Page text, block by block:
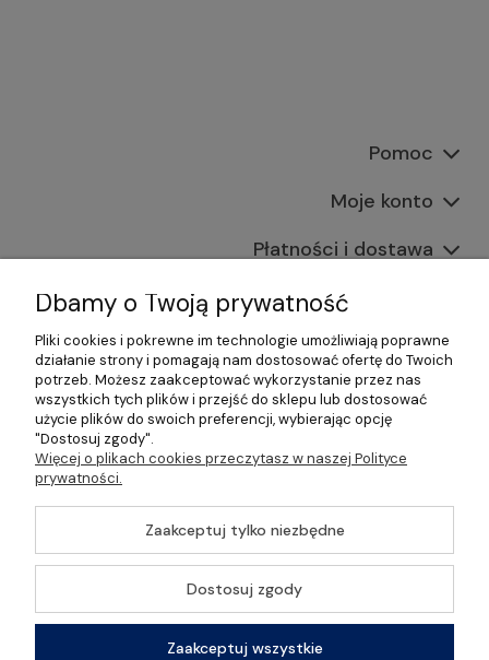
Pomoc
Moje konto
Płatności i dostawa
Informacje
O nas
©2026 Wszelkie Prawa Zastrzeżone | Gastrosklep |
Wyposażenie gastronomii, restauracji oraz barów
Szablon Master byEcommercy
Pokaż pełną wersję strony
Sklep internetowy Shoper Premium
Dbamy o Twoją prywatność
Pliki cookies i pokrewne im technologie umożliwiają poprawne
działanie strony i pomagają nam dostosować ofertę do Twoich
potrzeb. Możesz zaakceptować wykorzystanie przez nas
wszystkich tych plików i przejść do sklepu lub dostosować
użycie plików do swoich preferencji, wybierając opcję
"Dostosuj zgody".
Więcej o plikach cookies przeczytasz w naszej Polityce
prywatności.
Zaakceptuj tylko niezbędne
Dostosuj zgody
Zaakceptuj wszystkie